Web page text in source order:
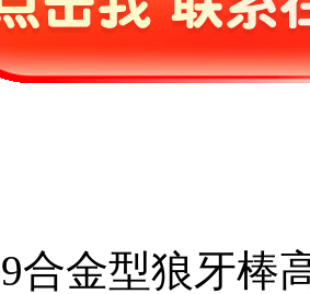
合金型狼牙棒